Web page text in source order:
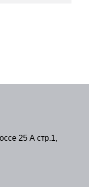
25 А стр.1,